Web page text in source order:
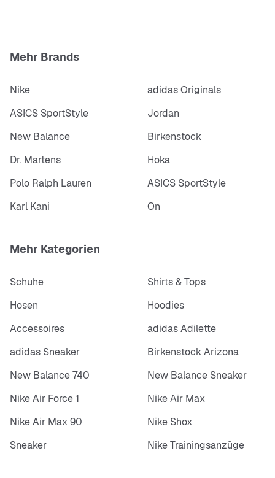
Mehr Brands
Nike
adidas Originals
ASICS SportStyle
Jordan
New Balance
Birkenstock
Dr. Martens
Hoka
Polo Ralph Lauren
ASICS SportStyle
Karl Kani
On
Mehr Kategorien
Schuhe
Shirts & Tops
Hosen
Hoodies
Accessoires
adidas Adilette
adidas Sneaker
Birkenstock Arizona
New Balance 740
New Balance Sneaker
Nike Air Force 1
Nike Air Max
Nike Air Max 90
Nike Shox
Sneaker
Nike Trainingsanzüge